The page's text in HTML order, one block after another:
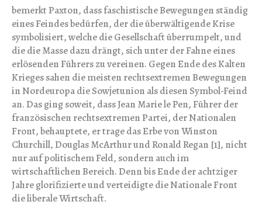
bemerkt Paxton, dass faschistische Bewegungen ständig
eines Feindes bedürfen, der die überwältigende Krise
symbolisiert, welche die Gesellschaft überrumpelt, und
die die Masse dazu drängt, sich unter der Fahne eines
erlösenden Führers zu vereinen. Gegen Ende des Kalten
Krieges sahen die meisten rechtsextremen Bewegungen
in Nordeuropa die Sowjetunion als diesen Symbol-Feind
an. Das ging soweit, dass Jean Marie le Pen, Führer der
französischen rechtsextremen Partei, der Nationalen
Front, behauptete, er trage das Erbe von Winston
Churchill, Douglas McArthur und Ronald Regan [1], nicht
nur auf politischem Feld, sondern auch im
wirtschaftlichen Bereich. Denn bis Ende der achtziger
Jahre glorifizierte und verteidigte die Nationale Front
die liberale Wirtschaft.